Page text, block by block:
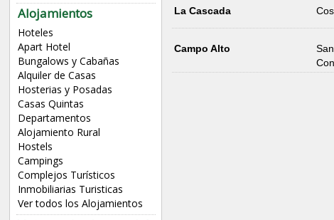
Alojamientos
Hoteles
Apart Hotel
Bungalows y Cabañas
Alquiler de Casas
Hosterias y Posadas
Casas Quintas
Departamentos
Alojamiento Rural
Hostels
Campings
Complejos Turísticos
Inmobiliarias Turisticas
Ver todos los Alojamientos
La Cascada
Campo Alto